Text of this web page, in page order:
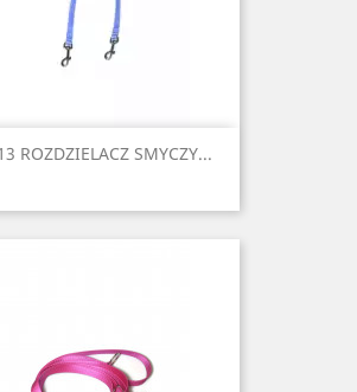
ROZDZIELACZ SMYCZY...